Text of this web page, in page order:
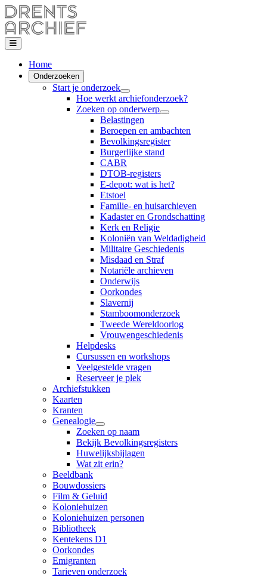
Home
Onderzoeken
Start je onderzoek
Hoe werkt archiefonderzoek?
Zoeken op onderwerp
Belastingen
Beroepen en ambachten
Bevolkingsregister
Burgerlijke stand
CABR
DTOB-registers
E-depot: wat is het?
Etstoel
Familie- en huisarchieven
Kadaster en Grondschatting
Kerk en Religie
Koloniën van Weldadigheid
Militaire Geschiedenis
Misdaad en Straf
Notariële archieven
Onderwijs
Oorkondes
Slavernij
Stamboomonderzoek
Tweede Wereldoorlog
Vrouwengeschiedenis
Helpdesks
Cursussen en workshops
Veelgestelde vragen
Reserveer je plek
Archiefstukken
Kaarten
Kranten
Genealogie
Zoeken op naam
Bekijk Bevolkingsregisters
Huwelijksbijlagen
Wat zit erin?
Beeldbank
Bouwdossiers
Film & Geluid
Koloniehuizen
Koloniehuizen personen
Bibliotheek
Kentekens D1
Oorkondes
Emigranten
Tarieven onderzoek